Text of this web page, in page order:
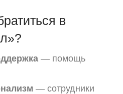
в
— помощь
— сотрудники